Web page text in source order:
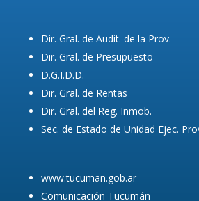
Dir. Gral. de Audit. de la Prov.
Dir. Gral. de Presupuesto
D.G.I.D.D.
Dir. Gral. de Rentas
Dir. Gral. del Reg. Inmob.
Sec. de Estado de Unidad Ejec.
www.tucuman.gob.ar
Comunicación Tucumán